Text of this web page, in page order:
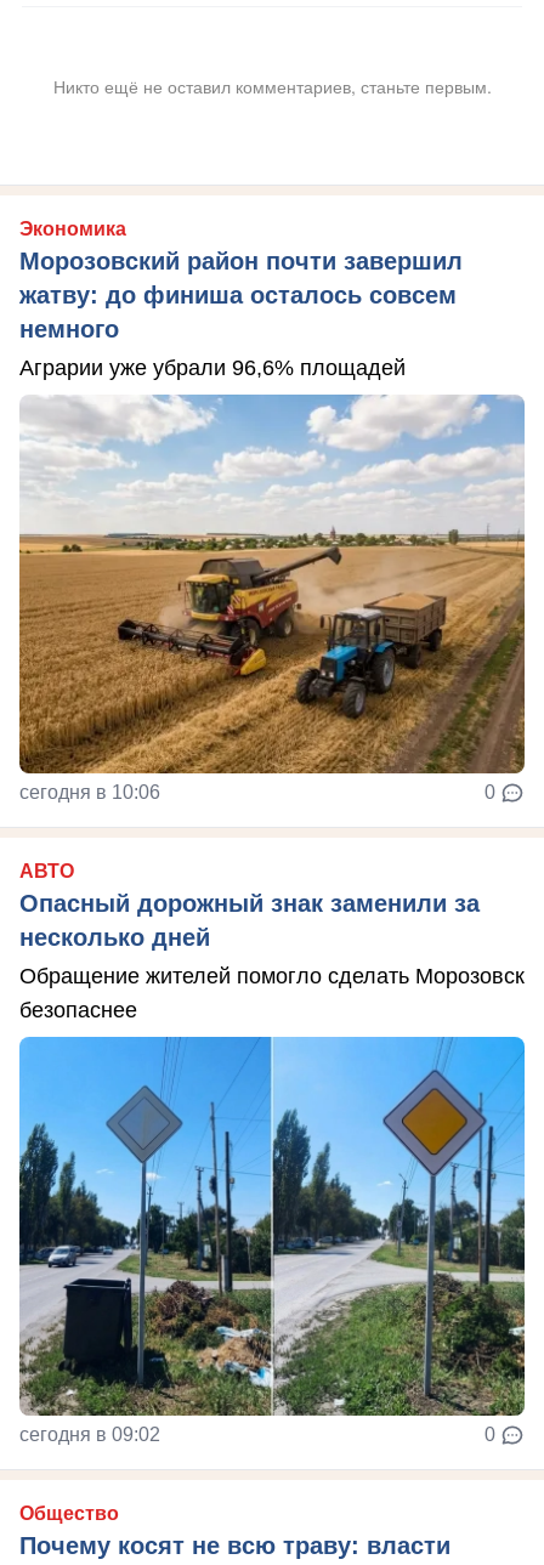
Никто ещё не оставил комментариев, станьте первым.
Экономика
Морозовский район почти завершил
жатву: до финиша осталось совсем
немного
Аграрии уже убрали 96,6% площадей
сегодня в 10:06 0
АВТО
Опасный дорожный знак заменили за
несколько дней
Обращение жителей помогло сделать Морозовск
безопаснее
сегодня в 09:02 0
Общество
Почему косят не всю траву: власти